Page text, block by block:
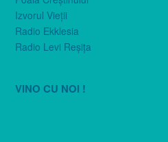
Izvorul Vieţii
Radio Ekklesia
Radio Levi Reşiţa
VINO CU NOI !